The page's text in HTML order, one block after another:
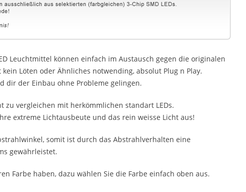
Leuchtmittel können einfach im Austausch gegen die originalen
Löten oder Ähnliches notwending, absolut Plug n Play.
dir der Einbau ohne Probleme gelingen.
zu vergleichen mit herkömmlichen standart LEDs.
extreme Lichtausbeute und das rein weisse Licht aus!
somit ist durch das Abstrahlverhalten eine
gewährleistet.
Farbe haben, dazu wählen Sie die Farbe einfach oben aus.